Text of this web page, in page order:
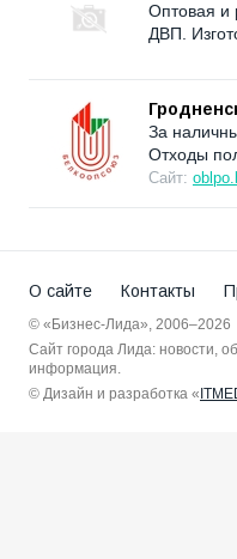
Оптовая и
ДВП.
За
Отходы
Сайт:
О сайте Контакты
© «Бизнес-Лида», 2006–2026
Сайт города Лида: новости,
информация.
© Дизайн и разработка «